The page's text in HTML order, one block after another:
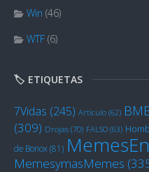
Win (46)
WTF (6)
🏷️ ETIQUETAS
7Vidas (245) Artículo (62)
(309) Drojas (70) FALSO (63)
de Bonox(81)
MemesymasMemes